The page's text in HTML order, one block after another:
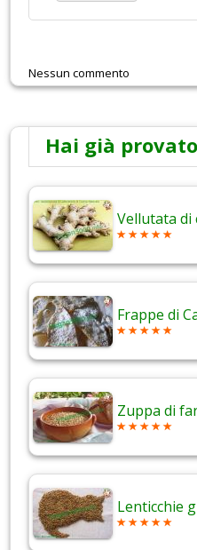
Nessun commento
Hai già
Vellutata di
Frappe di
Zuppa di
Lenticchie